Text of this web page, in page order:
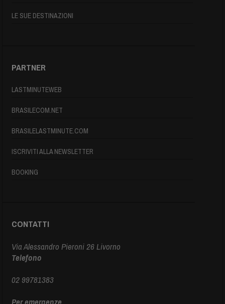
LE SUE DESTINAZIONI
PARTNER
LASTMINUTEWEB
BRASILECOM.NET
BRASILELASTMINUTE.COM
ISCRIVITI ALLA NEWSLETTER
BOOKING
CONTATTI
Via Alessandro Pieroni 26 Livorno
Telefono
02 99781383